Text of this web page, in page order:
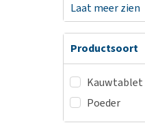
Laat meer zien
Productsoort
Kauwtablet
Poeder